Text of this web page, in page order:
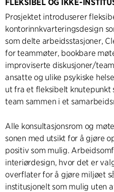
FLEKSIBEL OG IKKE-
Prosjektet introduserer
kontorinnkvarteringsdesign
som delte arbeidsstasjoner,
for teammøter, bookbare
improviserte diskusjoner/
ansatte og ulike psykiske
ut fra et fleksibelt knutepunkt
team sammen i et
Alle konsultasjonsrom og
sonen med utsikt for å gjøre
positiv som mulig.
interiørdesign, hvor det er
overflater for å gjøre miljøet
institusjonelt som mulig uten